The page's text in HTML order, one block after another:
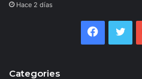
Hace 2 días
Categories